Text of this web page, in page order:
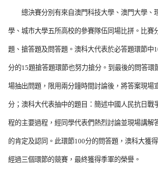
總決賽分別有來自澳門科技大學、澳門大學、
學、城市大學五所高校的參賽隊伍同場比拼。比賽
題、搶答題及問答題。澳科大代表於必答題環節中
分的15題搶答題環節也努力搶分。到最後的問答環
場抽出問題，限用兩分鐘時間討論後，將答案現場
分；澳科大代表抽中的題目：簡述中國人民抗日戰
程的主要過程，經同學代表們熱烈討論並現場講解
的肯定及認同。此環節100分的問答題，澳科大獲
經過三個環節的競賽，最終獲得季軍的榮譽。